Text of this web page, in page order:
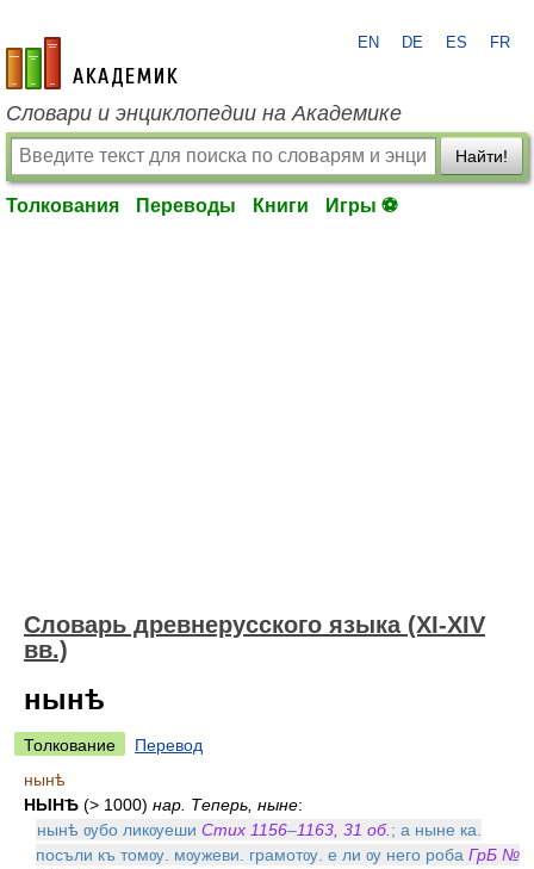
academic.ru
EN DE ES FR
Словари и энциклопедии на Академике
Найти!
Толкования Переводы Книги Игры ⚽
Словарь древнерусского языка (XI-XIV
вв.)
нынѣ
Толкование
Перевод
нынѣ
НЫНѢ (> 1000) нар. Теперь, ныне:
нынѣ ѹбо ликѹеши Стих 1156–1163, 31 об. ; а ныне ка.
посъли къ томѹ. мѹжеви. грамотѹ. е ли ѹ него роба ГрБ №